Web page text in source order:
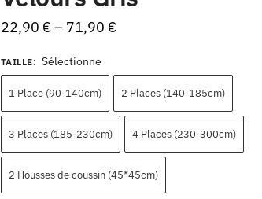
22,90 €– 71,90 €
TAILLE: Sélectionne
1 Place (90-140cm) 2 Places (140-185cm)
3 Places (185-230cm) 4 Places (230-300cm)
2 Housses de coussin (45*45cm)